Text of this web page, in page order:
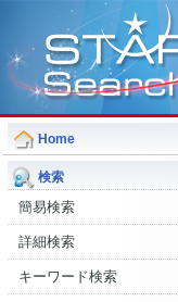
Home
検索
簡易検索
詳細検索
キーワード検索